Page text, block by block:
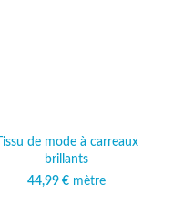
Tissu de mode à carreaux
brillants
44,99 € mètre